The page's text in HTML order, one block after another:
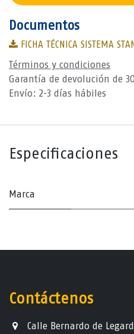
Documentos
FICHA TÉCNICA SISTEMA
Términos y condiciones
Garantía de devolución de
Envío: 2-3 días hábiles
Especificaciones
Marca
Contáctenos
Calle Bernardo de